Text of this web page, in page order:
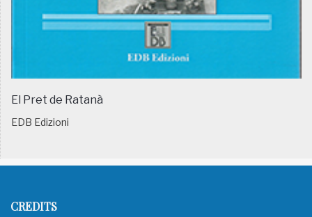
El Pret de Ratanà
EDB Edizioni
CREDITS